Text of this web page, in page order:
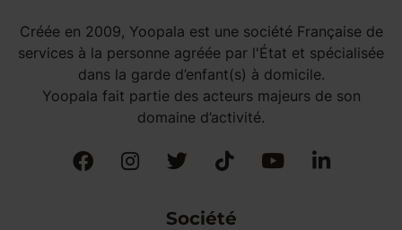
Créée en 2009, Yoopala est une société Française de
services à la personne agréée par l'État et spécialisée
dans la garde d’enfant(s) à domicile.
Yoopala fait partie des acteurs majeurs de son
domaine d’activité.
Société